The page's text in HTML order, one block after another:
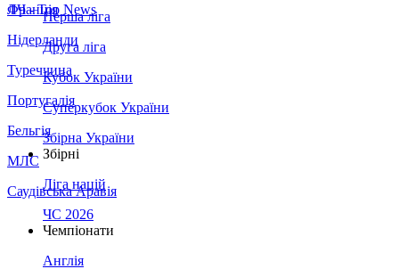
Франція
Нідерланди
Туреччина
Португалія
Бельгія
МЛС
Саудівська Аравія
ЛЧ - Top News
Перша ліга
Друга ліга
Кубок України
Суперкубок України
Збірна України
Збірні
Ліга націй
ЧС 2026
Чемпіонати
Англія